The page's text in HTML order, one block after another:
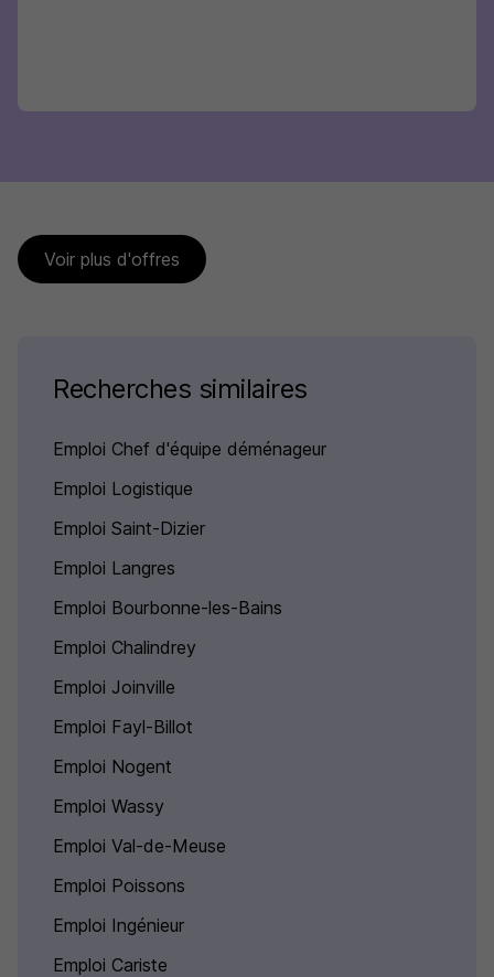
Voir plus d'offres
Recherches similaires
Emploi Chef d'équipe déménageur
Emploi Logistique
Emploi Saint-Dizier
Emploi Langres
Emploi Bourbonne-les-Bains
Emploi Chalindrey
Emploi Joinville
Emploi Fayl-Billot
Emploi Nogent
Emploi Wassy
Emploi Val-de-Meuse
Emploi Poissons
Emploi Ingénieur
Emploi Cariste